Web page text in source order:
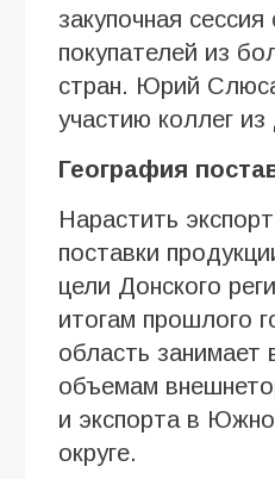
закупочная сессия
покупателей из
стран. Юрий
участию коллег из
География
Нарастить
поставки
цели Донского
итогам прошлого
область занимает
объемам
и экспорта в
округе.